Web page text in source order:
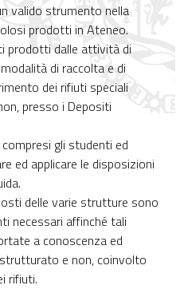
valido strumento nella
prodotti in Ateneo.
prodotti dalle attività di
di raccolta e di
dei rifiuti speciali
presso i Depositi
gli studenti ed
ed applicare le disposizioni
delle varie strutture sono
necessari affinché tali
a conoscenza ed
e non, coinvolto
rifiuti.